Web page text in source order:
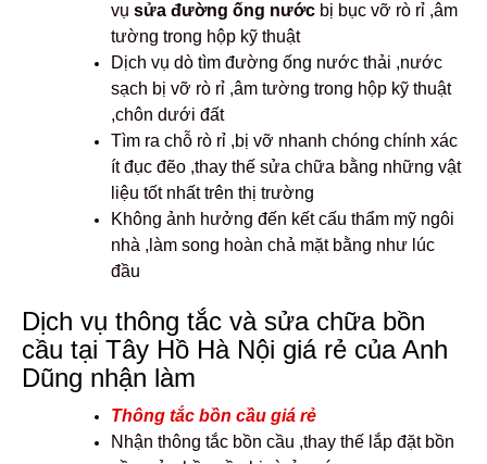
vụ sửa đường ống nước bị bục vỡ rò rỉ ,âm
tường trong hộp kỹ thuật
Dịch vụ dò tìm đường ống nước thải ,nước
sạch bị vỡ rò rỉ ,âm tường trong hộp kỹ thuật
,chôn dưới đất
Tìm ra chỗ rò rỉ ,bị vỡ nhanh chóng chính xác
ít đục đẽo ,thay thế sửa chữa bằng những vật
liệu tốt nhất trên thị trường
Không ảnh hưởng đến kết cấu thẩm mỹ ngôi
nhà ,làm song hoàn chả mặt bằng như lúc
đầu
Dịch vụ thông tắc và sửa chữa bồn
cầu tại Tây Hồ Hà Nội giá rẻ của Anh
Dũng nhận làm
Thông tắc bồn cầu giá rẻ
Nhận thông tắc bồn cầu ,thay thế lắp đặt bồn